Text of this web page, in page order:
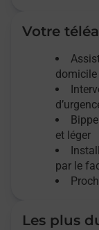
Votre
domicile
et léger
par le
Les plus